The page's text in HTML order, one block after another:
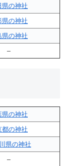
県の神社
県の神社
県の神社
–
県の神社
都の神社
県の神社
–